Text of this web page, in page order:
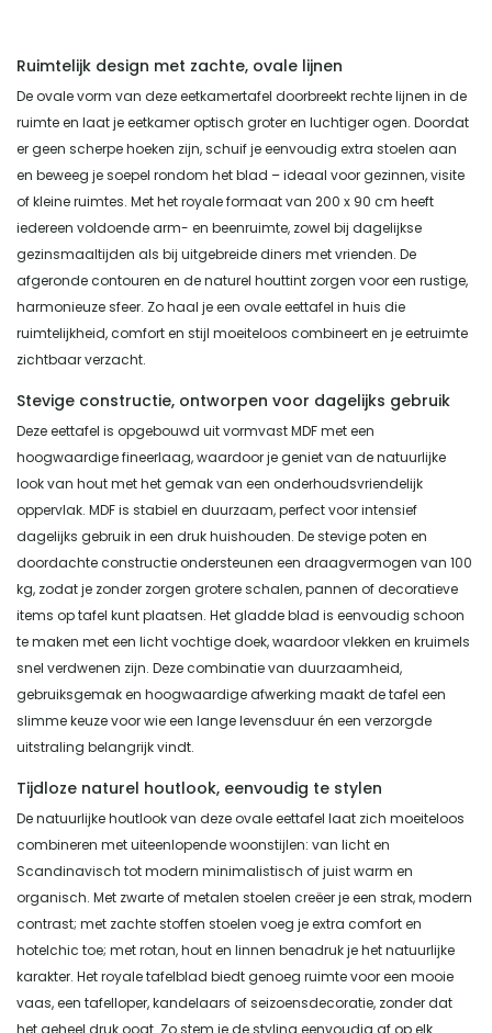
Ruimtelijk design met zachte, ovale lijnen
De ovale vorm van deze eetkamertafel doorbreekt rechte lijnen in de
ruimte en laat je eetkamer optisch groter en luchtiger ogen. Doordat
er geen scherpe hoeken zijn, schuif je eenvoudig extra stoelen aan
en beweeg je soepel rondom het blad – ideaal voor gezinnen, visite
of kleine ruimtes. Met het royale formaat van 200 x 90 cm heeft
iedereen voldoende arm- en beenruimte, zowel bij dagelijkse
gezinsmaaltijden als bij uitgebreide diners met vrienden. De
afgeronde contouren en de naturel houttint zorgen voor een rustige,
harmonieuze sfeer. Zo haal je een ovale eettafel in huis die
ruimtelijkheid, comfort en stijl moeiteloos combineert en je eetruimte
zichtbaar verzacht.
Stevige constructie, ontworpen voor dagelijks gebruik
Deze eettafel is opgebouwd uit vormvast MDF met een
hoogwaardige fineerlaag, waardoor je geniet van de natuurlijke
look van hout met het gemak van een onderhoudsvriendelijk
oppervlak. MDF is stabiel en duurzaam, perfect voor intensief
dagelijks gebruik in een druk huishouden. De stevige poten en
doordachte constructie ondersteunen een draagvermogen van 100
kg, zodat je zonder zorgen grotere schalen, pannen of decoratieve
items op tafel kunt plaatsen. Het gladde blad is eenvoudig schoon
te maken met een licht vochtige doek, waardoor vlekken en kruimels
snel verdwenen zijn. Deze combinatie van duurzaamheid,
gebruiksgemak en hoogwaardige afwerking maakt de tafel een
slimme keuze voor wie een lange levensduur én een verzorgde
uitstraling belangrijk vindt.
Tijdloze naturel houtlook, eenvoudig te stylen
De natuurlijke houtlook van deze ovale eettafel laat zich moeiteloos
combineren met uiteenlopende woonstijlen: van licht en
Scandinavisch tot modern minimalistisch of juist warm en
organisch. Met zwarte of metalen stoelen creëer je een strak, modern
contrast; met zachte stoffen stoelen voeg je extra comfort en
hotelchic toe; met rotan, hout en linnen benadruk je het natuurlijke
karakter. Het royale tafelblad biedt genoeg ruimte voor een mooie
vaas, een tafelloper, kandelaars of seizoensdecoratie, zonder dat
het geheel druk oogt. Zo stem je de styling eenvoudig af op elk